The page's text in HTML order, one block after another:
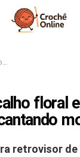
floral
retrovisor